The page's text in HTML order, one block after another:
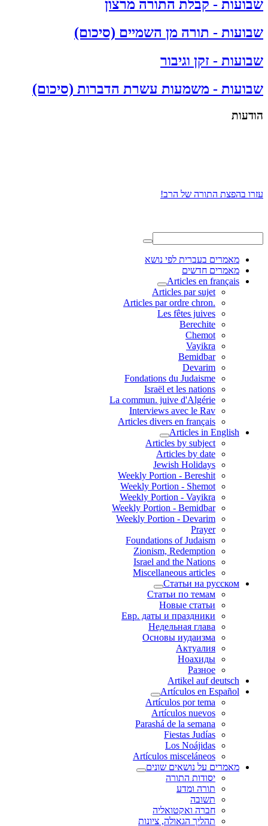
שבועות - קבלת התורה מרצון
שבועות - תורה מן השמיים (סיכום)
שבועות - זקן וגיבור
שבועות - משמעות עשרת הדברות (סיכום)
הודעות
עזרו בהפצת התורה של הרב!
מאמרים בעברית לפי נושא
מאמרים חדשים
Articles en français
Articles par sujet
.Articles par ordre chron
Les fêtes juives
Berechite
Chemot
Vayikra
Bemidbar
Devarim
Fondations du Judaisme
Israël et les nations
La commun. juive d'Algérie
Interviews avec le Rav
Articles divers en français
Articles in English
Articles by subject
Articles by date
Jewish Holidays
Weekly Portion - Bereshit
Weekly Portion - Shemot
Weekly Portion - Vayikra
Weekly Portion - Bemidbar
Weekly Portion - Devarim
Prayer
Foundations of Judaism
Zionism, Redemption
Israel and the Nations
Miscellaneous articles
Статьи на русском
Статьи по темам
Новые статьи
Евр. даты и праздники
Недельная глава
Основы иудаизма
Актуалия
Ноахиды
Разное
Artikel auf deutsch
Artículos en Español
Artículos por tema
Artículos nuevos
Parashá de la semana
Fiestas Judías
Los Noájidas
Artículos misceláneos
מאמרים על נושאים שונים
יסודות התורה
תורה ומדע
תשובה
חברה ואקטואליה
תהליך הגאולה, ציונות